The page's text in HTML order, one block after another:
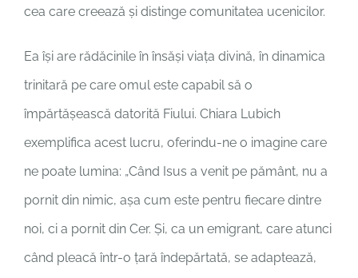
cea care creează și distinge comunitatea ucenicilor.
Ea își are rădăcinile în însăși viața divină, în dinamica
trinitară pe care omul este capabil să o
împărtășească datorită Fiului. Chiara Lubich
exemplifica acest lucru, oferindu-ne o imagine care
ne poate lumina: „Când Isus a venit pe pământ, nu a
pornit din nimic, așa cum este pentru fiecare dintre
noi, ci a pornit din Cer. Și, ca un emigrant, care atunci
când pleacă într-o țară îndepărtată, se adaptează,